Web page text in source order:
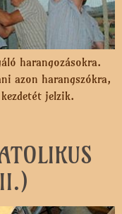
harangozásokra.
azon harangszókra,
jelzik.